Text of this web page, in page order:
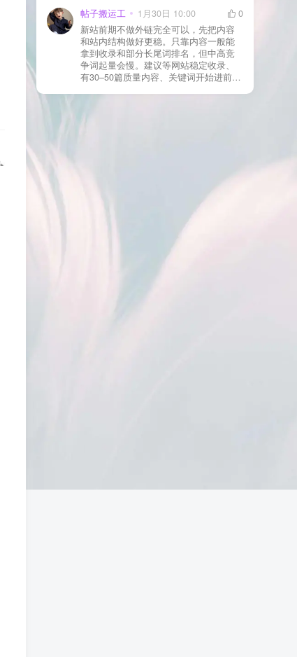
则
手。 2) 什么情况下“等”是没用的？ 以下
情况基本不会靠时间自动解决：页面几
乎没有内链（孤立页）、内容与站内已
有页面高度相似、canonical 指向了别的
URL、同一主题短时间发布太多相似文
章。 这种情况下，Google 已经抓取，但
判断“当前不值得进入索引”。 3) 最有效
的人工干预方式（不折腾） 优先做这 3
其反？ 不太推荐：频繁删除重发、连续
多次点“请求编入索引”、为了收录强行堆
关键词、随意改 URL 或标题 这些操作会
让 Google 重新评估页面稳定性，反而拖
慢收录。 5) 一个实用判断标准 如果一篇
问题、有至少 1–2 条相关内链、内容明
显解决了一个独立问题，那它 是否被收
帖子搬运工 1月30日 10:00
0
新站前期不做外链完全可以，先把内容
和站内结构做好更稳。只靠内容一般能
拿到收录和部分长尾词排名，但中高竞
争词起量会慢。建议等网站稳定收录、
有30–50篇质量内容、关键词开始进前